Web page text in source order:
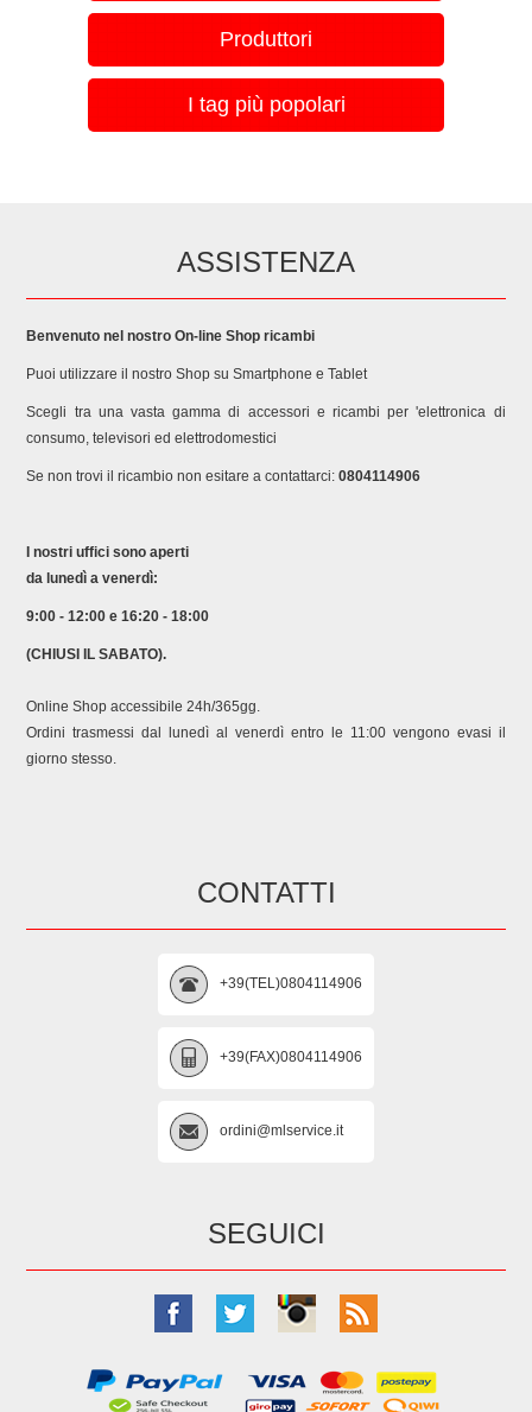
61057140100 F105714 869991057140 859991057140
HIO3T232WGEUK HOTPOINT 769991057142 F105714
869991057140 859991057140 HIO3T232WGEUK HOTPOINT
769991057143 F105714 869991057140 859991057140
HIO3T232WGEUK HOTPOINT/ARISTON 61532710100
HIO3O32WC HOTPOINT/ARISTON 61532740100 F153274
869991532740 859991532740 HIO3O32WG
HOTPOINT/ARISTON 769991532742 F153274 869991532740
859991532740 HIO3O32WG HOTPOINT/ARISTON
HIO3O32WGC HOTPOINT/ARISTON 769991532732 F153273
869991532730 859991532730 HIO3O32WGC
HOTPOINT/ARISTON 769991532733 F153273 869991532730
61532700100 F153270 869991532700 859991532700
61057140100 F105714 869991057140 859991057140
HIO3T232WGEUK HOTPOINT 769991057142 F105714
869991057140 859991057140 HIO3T232WGEUK HOTPOINT
Produttori
I tag più popolari
ASSISTENZA
Benvenuto nel nostro On-line Shop ricambi
Puoi utilizzare il nostro Shop su Smartphone e Tablet
Scegli tra una vasta gamma di accessori e ricambi per 'elettronica di
consumo, televisori ed elettrodomestici
Se non trovi il ricambio non esitare a contattarci:0804114906
I nostri uffici sono aperti
da lunedì a venerdì:
9:00 - 12:00 e 16:20 - 18:00
(CHIUSI IL SABATO).
Online Shop accessibile 24h/365gg.
Ordini trasmessi dal lunedì al venerdì entro le 11:00 vengono evasi il
giorno stesso.
CONTATTI
+39(TEL)0804114906
+39(FAX)0804114906
ordini@mlservice.it
SEGUICI